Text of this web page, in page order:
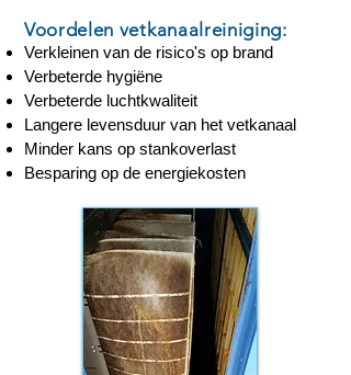
Verkleinen van de risico's op brand
Verbeterde hygiëne
Verbeterde luchtkwaliteit
Langere levensduur van het vetkanaal
Minder kans op stankoverlast
Besparing op de energiekosten
Voordelen vetkanaalreiniging: